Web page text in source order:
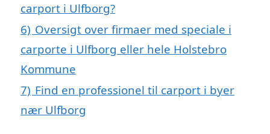
carport i Ulfborg?
6) Oversigt over firmaer med speciale i
carporte i Ulfborg eller hele Holstebro
Kommune
7) Find en professionel til carport i byer
nær Ulfborg